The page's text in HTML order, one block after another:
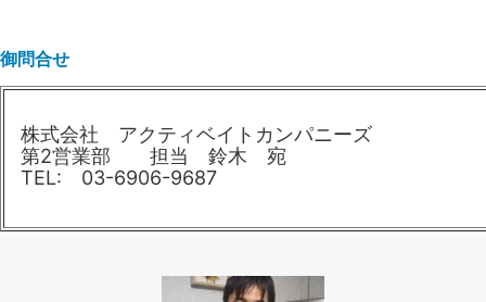
御問合せ
株式会社 アクティベイトカンパニーズ
第2営業部 担当 鈴木 宛
TEL: 03-6906-9687